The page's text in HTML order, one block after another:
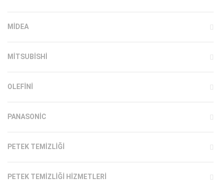
MIDEA
MITSUBISHI
OLEFINI
PANASONIC
PETEK TEMIZLIĞI
PETEK TEMIZLIĞI HIZMETLERI